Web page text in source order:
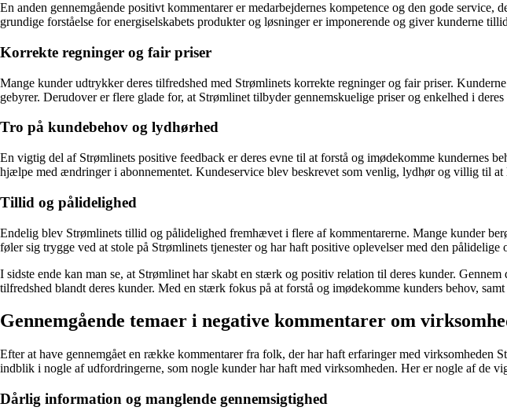
En anden gennemgående positivt kommentarer er medarbejdernes kompetence og den gode
grundige forståelse for energiselskabets produkter og løsninger er imponerende og giver kunderne
Korrekte regninger og fair priser
Mange kunder udtrykker deres tilfredshed med Strømlinets korrekte regninger og fair priser.
gebyrer. Derudover er flere glade for, at Strømlinet tilbyder gennemskuelige priser og enkelhed i
Tro på kundebehov og lydhørhed
En vigtig del af Strømlinets positive feedback er deres evne til at forstå og imødekomme kundernes
hjælpe med ændringer i abonnementet. Kundeservice blev beskrevet som venlig, lydhør og villig til at
Tillid og pålidelighed
Endelig blev Strømlinets tillid og pålidelighed fremhævet i flere af kommentarerne. Mange kunder
føler sig trygge ved at stole på Strømlinets tjenester og har haft positive oplevelser med den
I sidste ende kan man se, at Strømlinet har skabt en stærk og positiv relation til deres kunder.
tilfredshed blandt deres kunder. Med en stærk fokus på at forstå og imødekomme kunders behov,
Gennemgående temaer i negative kommentarer om
Efter at have gennemgået en række kommentarer fra folk, der har haft erfaringer med virksomheden
indblik i nogle af udfordringerne, som nogle kunder har haft med virksomheden. Her er nogle af de
Dårlig information og manglende gennemsigtighed